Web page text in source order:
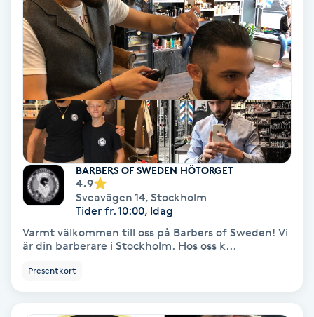
Volymfransar
Vårtor
Yin Yoga
Yoga
Yoga Nidra
Yogamassage
Zonterapi
BARBERS OF SWEDEN HÖTORGET
4.9
Sveavägen 14, Stockholm
Tider fr. 10:00, Idag
Varmt välkommen till oss på Barbers of Sweden! Vi
är din barberare i Stockholm. Hos oss k...
Presentkort